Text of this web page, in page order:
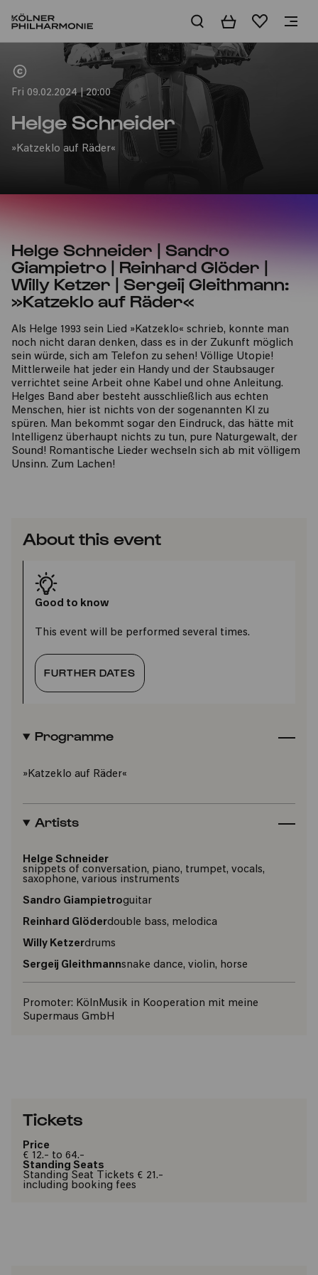
BasketWishlist
Fri 09.02.2024 | 20:00
Helge Schneider
»Katzeklo auf Räder«
Helge Schneider | Sandro
Giampietro | Reinhard Glöder |
Willy Ketzer | Sergeij Gleithmann:
»Katzeklo auf Räder«
Als Helge 1993 sein Lied »Katzeklo« schrieb, konnte man
noch nicht daran denken, dass es in der Zukunft möglich
sein würde, sich am Telefon zu sehen! Völlige Utopie!
Mittlerweile hat jeder ein Handy und der Staubsauger
verrichtet seine Arbeit ohne Kabel und ohne Anleitung.
Helges Band aber besteht ausschließlich aus echten
Menschen, hier ist nichts von der sogenannten KI zu
spüren. Man bekommt sogar den Eindruck, das hätte mit
Intelligenz überhaupt nichts zu tun, pure Naturgewalt, der
Sound! Romantische Lieder wechseln sich ab mit völligem
Unsinn. Zum Lachen!
About this event
Good to know
This event will be performed several times.
FURTHER DATES
Programme
»Katzeklo auf Räder«
Artists
Helge Schneider
snippets of conversation, piano, trumpet, vocals,
saxophone, various instruments
Sandro Giampietroguitar
Reinhard Glöderdouble bass, melodica
Willy Ketzerdrums
Sergeij Gleithmannsnake dance, violin, horse
Promoter: KölnMusik in Kooperation mit meine
Supermaus GmbH
Tickets
Price
€ 12.- to 64.-
Standing Seats
Standing Seat Tickets € 21.-
including booking fees